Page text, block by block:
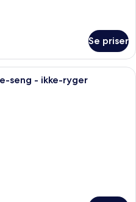
Se priser
Et hotelværelse med en seng, et
seng - ikke-ryger